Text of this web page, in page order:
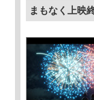
まもなく上映